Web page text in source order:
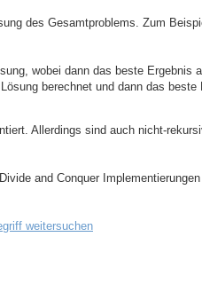
des Gesamtproblems. Zum
wobei dann das beste
berechnet und dann das beste
Allerdings sind auch nicht-
and Conquer
weitersuchen